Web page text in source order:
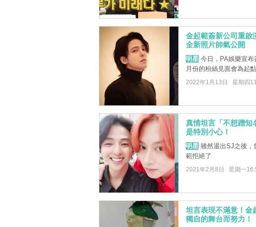
金起範簽新公司重啟
全新照片帥氣公開
明星今日，PA娛樂宣布
月份的粉絲見面會為起
2022年1月13日 星期四
真情坦言「不想蹭知
是特別小心！
明星雖然退出SJ之後，
範拒絕了
2021年2月8日 星期一
坦言表現不滿意！金
獨自的舞台而努力！